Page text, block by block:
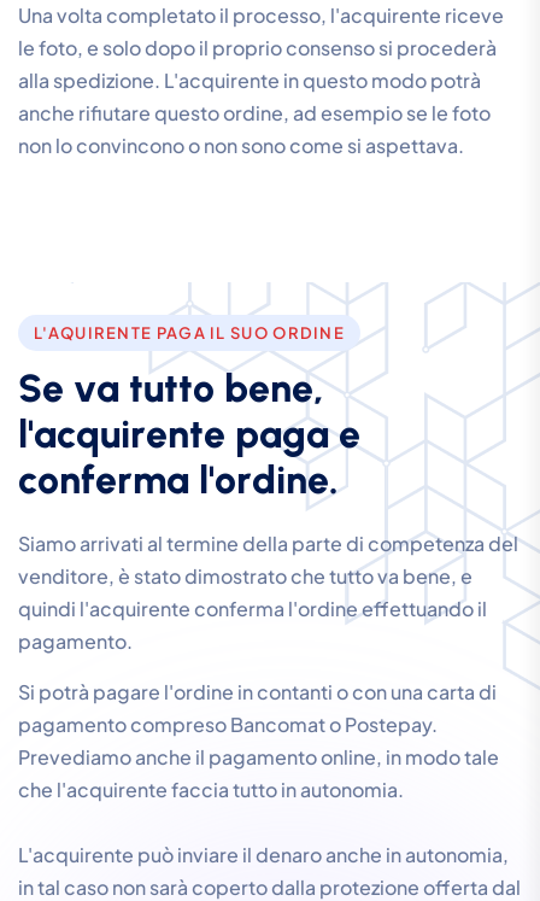
Una volta completato il processo, l'acquirente riceve
le foto, e solo dopo il proprio consenso si procederà
alla spedizione. L'acquirente in questo modo potrà
anche rifiutare questo ordine, ad esempio se le foto
non lo convincono o non sono come si aspettava.
L'AQUIRENTE PAGA IL SUO ORDINE
Se va tutto bene,
l'acquirente paga e
conferma l'ordine.
Siamo arrivati al termine della parte di competenza del
venditore, è stato dimostrato che tutto va bene, e
quindi l'acquirente conferma l'ordine effettuando il
pagamento.
Si potrà pagare l'ordine in contanti o con una carta di
pagamento compreso Bancomat o Postepay.
Prevediamo anche il pagamento online, in modo tale
che l'acquirente faccia tutto in autonomia.
L'acquirente può inviare il denaro anche in autonomia,
in tal caso non sarà coperto dalla protezione offerta dal